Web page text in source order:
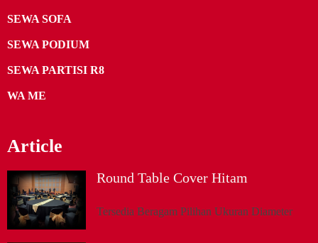
SEWA SOFA
SEWA PODIUM
SEWA PARTISI R8
WA ME
Article
Round Table Cover Hitam
Tersedia Beragam Pilihan Ukuran Diameter